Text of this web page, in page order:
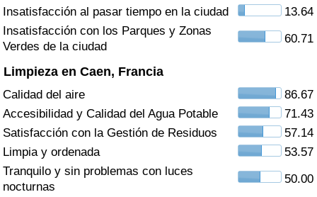
Insatisfacción al pasar tiempo en la ciudad
13.64
Insatisfacción con los Parques y Zonas
Verdes de la ciudad
60.71
Limpieza en Caen, Francia
Calidad del aire
86.67
Accesibilidad y Calidad del Agua Potable
71.43
Satisfacción con la Gestión de Residuos
57.14
Limpia y ordenada
53.57
Tranquilo y sin problemas con luces
nocturnas
50.00
Índice de Sanidad (Actual)
Índice de Sanidad
Índice de Sanidad por País
Contaminación
Índice de Contaminación (Actual)
Índice de contaminación